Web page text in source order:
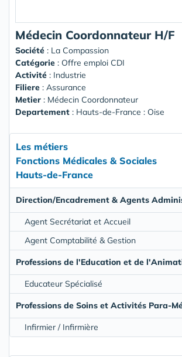
Médecin Coordonnateur H/F
Société : La Compassion
Catégorie : Offre emploi CDI
Activité : Industrie
Filiere : Assurance
Metier : Médecin Coordonnateur
Departement : Hauts-de-France : Oise
Les métiers
Fonctions Médicales & Sociales
Hauts-de-France
Direction/Encadrement & Agents
Agent Secrétariat et Accueil
Agent Comptabilité & Gestion
Professions de l'Education et de
Educateur Spécialisé
Professions de Soins et Activités Para-
Infirmier / Infirmière